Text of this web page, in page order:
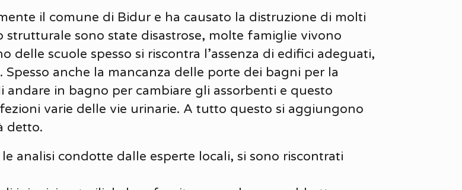
il comune di Bidur e ha causato la distruzione di molti
strutturale sono state disastrose, molte famiglie vivono
delle scuole spesso si riscontra l’assenza di edifici adeguati,
anche la mancanza delle porte dei bagni per la
in bagno per cambiare gli assorbenti e questo
varie delle vie urinarie. A tutto questo si aggiungono
detto.
analisi condotte dalle esperte locali, si sono riscontrati